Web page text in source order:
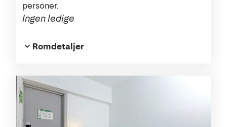
Ingen ledige
personer.
Romdetaljer